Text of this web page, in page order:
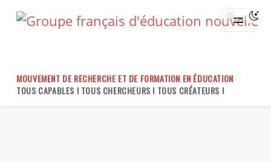
MOUVEMENT DE RECHERCHE ET DE FORMATION EN ÉDUCATION
TOUS CAPABLES ! TOUS CHERCHEURS ! TOUS CRÉATEURS !